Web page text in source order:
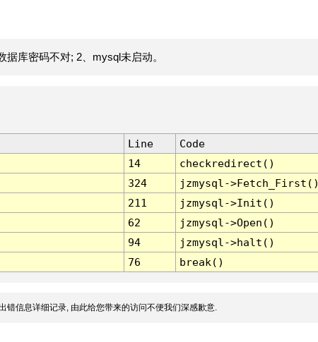
库密码不对; 2、mysql未启动。
Line
Code
14
checkredirect()
324
jzmysql-
211
jzmysql->Init()
62
jzmysql->Open()
94
jzmysql->halt()
76 break()
错信息详细记录, 由此给您带来的访问不便我们深感歉意.